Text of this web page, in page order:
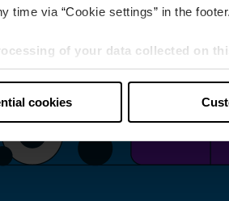
time via “Cookie settings” in the footer.
of your data collected on
cookies” you also agree that your
be a country with a level of data
be processed by US authorities.
cookies